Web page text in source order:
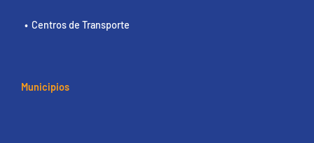
Centros de Transporte
Municipios